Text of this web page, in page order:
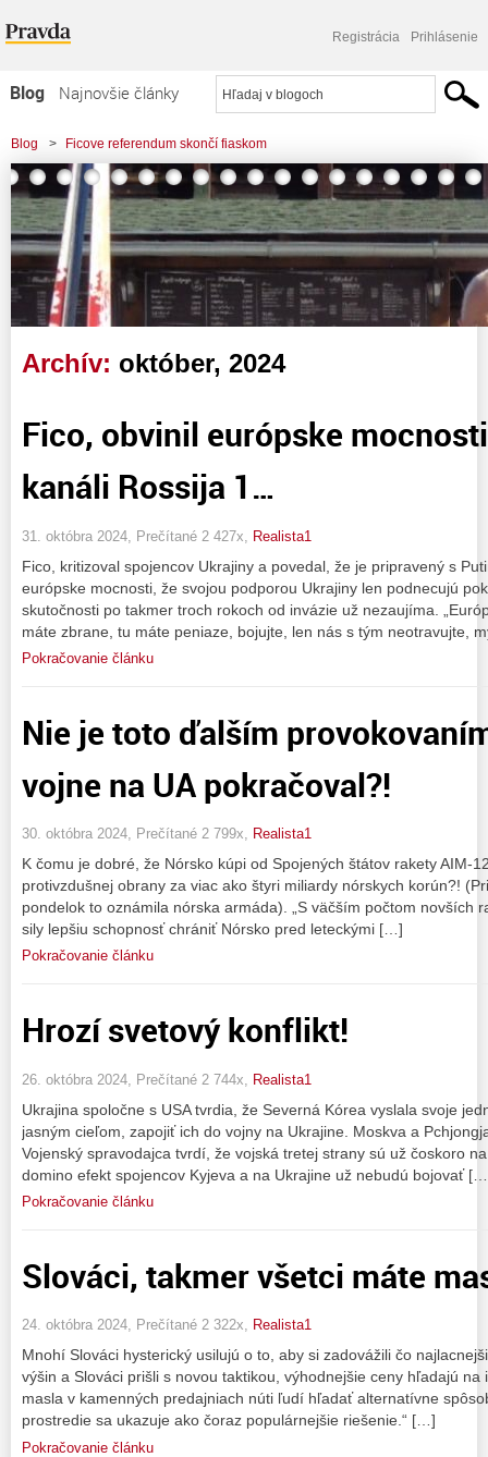
Registrácia Prihlásenie
Blog
Najnovšie články
Najčítanejšie články
Najkomentovanejšie články
Zoznam blogov
Komerčné blogy
Blog > Ficove referendum skončí fiaskom
Archív: október, 2024
Fico, obvinil európske
kanáli Rossija 1…
31. októbra 2024, Prečítané 2 427x, Realista1
Fico, kritizoval spojencov Ukrajiny a povedal, že je pripravený s
európske mocnosti, že svojou podporou Ukrajiny len podnecujú
skutočnosti po takmer troch rokoch od invázie už nezaujíma.
máte zbrane, tu máte peniaze, bojujte, len nás s tým neotravujte,
Pokračovanie článku
Nie je toto ďalším
vojne na UA pokračoval?!
30. októbra 2024, Prečítané 2 799x, Realista1
K čomu je dobré, že Nórsko kúpi od Spojených štátov rakety AIM-
protivzdušnej obrany za viac ako štyri miliardy nórskych korún?!
pondelok to oznámila nórska armáda). „S väčším počtom novších
sily lepšiu schopnosť chrániť Nórsko pred leteckými […]
Pokračovanie článku
Hrozí svetový konflikt!
26. októbra 2024, Prečítané 2 744x, Realista1
Ukrajina spoločne s USA tvrdia, že Severná Kórea vyslala svoje
jasným cieľom, zapojiť ich do vojny na Ukrajine. Moskva a
Vojenský spravodajca tvrdí, že vojská tretej strany sú už čoskoro
domino efekt spojencov Kyjeva a na Ukrajine už nebudú bojovať
Pokračovanie článku
Slováci, takmer všetci máte
24. októbra 2024, Prečítané 2 322x, Realista1
Mnohí Slováci hysterický usilujú o to, aby si zadovážili čo
výšin a Slováci prišli s novou taktikou, výhodnejšie ceny hľadajú na
masla v kamenných predajniach núti ľudí hľadať alternatívne
prostredie sa ukazuje ako čoraz populárnejšie riešenie.“ […]
Pokračovanie článku